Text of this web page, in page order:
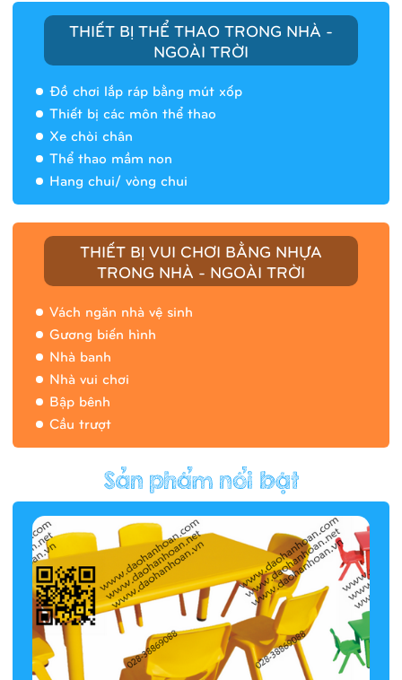
THIẾT BỊ THỂ THAO TRONG NHÀ -
NGOÀI TRỜI
Đồ chơi lắp ráp bằng mút xốp
Thiết bị các môn thể thao
Xe chòi chân
Thể thao mầm non
Hang chui/ vòng chui
THIẾT BỊ VUI CHƠI BẰNG NHỰA
TRONG NHÀ - NGOÀI TRỜI
Vách ngăn nhà vệ sinh
Gương biến hình
Nhà banh
Nhà vui chơi
Bập bênh
Cầu trượt
Nhà banh 9H5408
Hàng rào/nhà banh 9H5412